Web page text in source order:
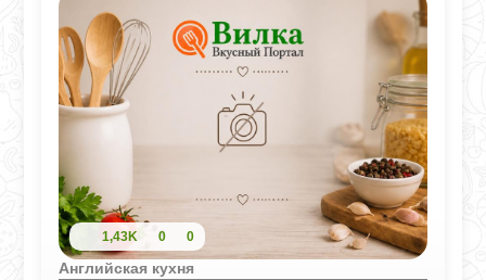
1,43K 0 0
Английская кухня